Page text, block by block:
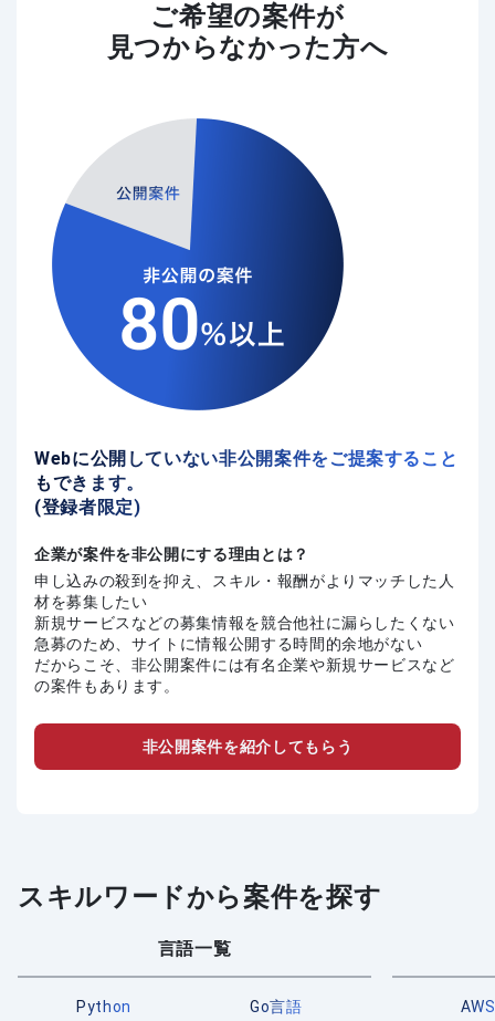
ご希望の案件が
見つからなかった方へ
Webに公開していない非公開案件をご提案すること
もできます。
(登録者限定)
企業が案件を非公開にする理由とは？
申し込みの殺到を抑え、スキル・報酬がよりマッチした人
材を募集したい
新規サービスなどの募集情報を競合他社に漏らしたくない
急募のため、サイトに情報公開する時間的余地がない
だからこそ、非公開案件には有名企業や新規サービスなど
の案件もあります。
非公開案件を紹介してもらう
スキルワードから案件を探す
言語一覧
Python
Go言語
AWS